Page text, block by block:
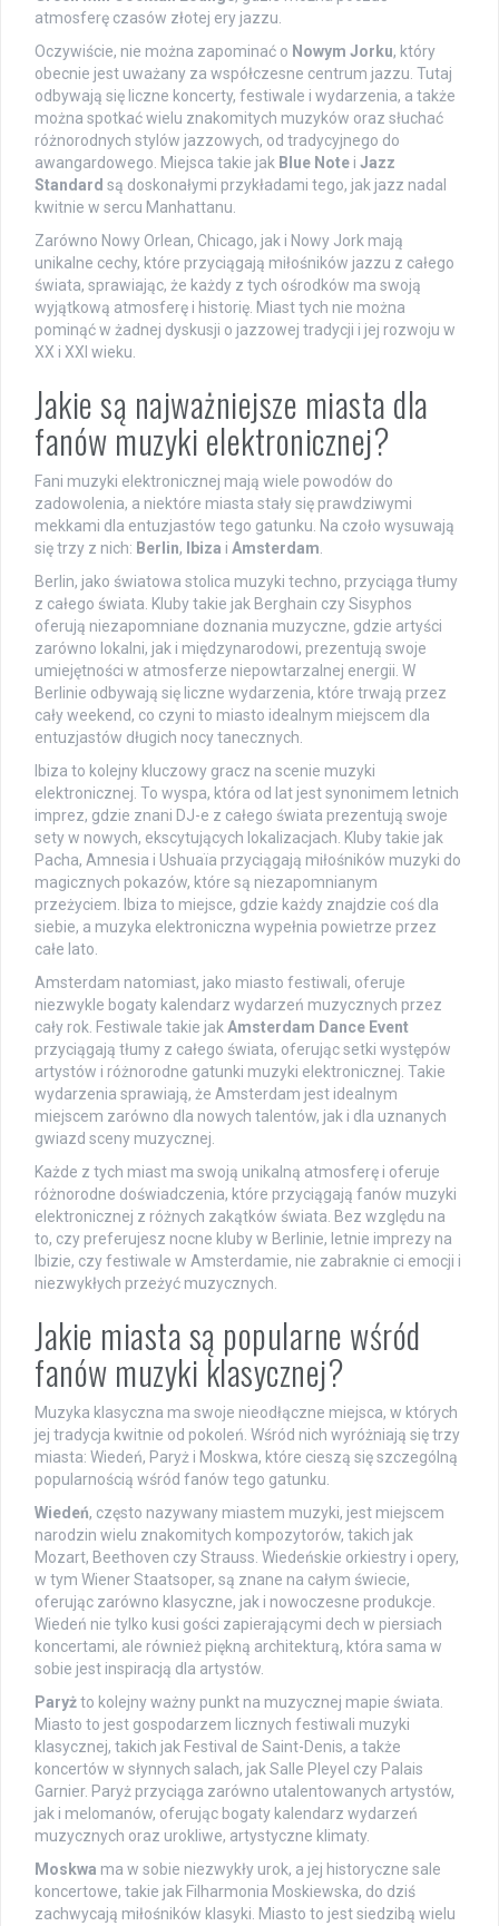
atmosferę czasów złotej ery jazzu.
Oczywiście, nie można zapominać o Nowym Jorku, który
obecnie jest uważany za współczesne centrum jazzu. Tutaj
odbywają się liczne koncerty, festiwale i wydarzenia, a także
można spotkać wielu znakomitych muzyków oraz słuchać
różnorodnych stylów jazzowych, od tradycyjnego do
awangardowego. Miejsca takie jak Blue Note i Jazz
Standard są doskonałymi przykładami tego, jak jazz nadal
kwitnie w sercu Manhattanu.
Zarówno Nowy Orlean, Chicago, jak i Nowy Jork mają
unikalne cechy, które przyciągają miłośników jazzu z całego
świata, sprawiając, że każdy z tych ośrodków ma swoją
wyjątkową atmosferę i historię. Miast tych nie można
pominąć w żadnej dyskusji o jazzowej tradycji i jej rozwoju w
XX i XXI wieku.
Jakie są najważniejsze miasta dla
fanów muzyki elektronicznej?
Fani muzyki elektronicznej mają wiele powodów do
zadowolenia, a niektóre miasta stały się prawdziwymi
mekkami dla entuzjastów tego gatunku. Na czoło wysuwają
się trzy z nich: Berlin, Ibiza i Amsterdam.
Berlin, jako światowa stolica muzyki techno, przyciąga tłumy
z całego świata. Kluby takie jak Berghain czy Sisyphos
oferują niezapomniane doznania muzyczne, gdzie artyści
zarówno lokalni, jak i międzynarodowi, prezentują swoje
umiejętności w atmosferze niepowtarzalnej energii. W
Berlinie odbywają się liczne wydarzenia, które trwają przez
cały weekend, co czyni to miasto idealnym miejscem dla
entuzjastów długich nocy tanecznych.
Ibiza to kolejny kluczowy gracz na scenie muzyki
elektronicznej. To wyspa, która od lat jest synonimem letnich
imprez, gdzie znani DJ-e z całego świata prezentują swoje
sety w nowych, ekscytujących lokalizacjach. Kluby takie jak
Pacha, Amnesia i Ushuaïa przyciągają miłośników muzyki do
magicznych pokazów, które są niezapomnianym
przeżyciem. Ibiza to miejsce, gdzie każdy znajdzie coś dla
siebie, a muzyka elektroniczna wypełnia powietrze przez
całe lato.
Amsterdam natomiast, jako miasto festiwali, oferuje
niezwykle bogaty kalendarz wydarzeń muzycznych przez
cały rok. Festiwale takie jakAmsterdam Dance Event
przyciągają tłumy z całego świata, oferując setki występów
artystów i różnorodne gatunki muzyki elektronicznej. Takie
wydarzenia sprawiają, że Amsterdam jest idealnym
miejscem zarówno dla nowych talentów, jak i dla uznanych
gwiazd sceny muzycznej.
Każde z tych miast ma swoją unikalną atmosferę i oferuje
różnorodne doświadczenia, które przyciągają fanów muzyki
elektronicznej z różnych zakątków świata. Bez względu na
to, czy preferujesz nocne kluby w Berlinie, letnie imprezy na
Ibizie, czy festiwale w Amsterdamie, nie zabraknie ci emocji i
niezwykłych przeżyć muzycznych.
Jakie miasta są popularne wśród
fanów muzyki klasycznej?
Muzyka klasyczna ma swoje nieodłączne miejsca, w których
jej tradycja kwitnie od pokoleń. Wśród nich wyróżniają się trzy
miasta: Wiedeń, Paryż i Moskwa, które cieszą się szczególną
popularnością wśród fanów tego gatunku.
Wiedeń, często nazywany miastem muzyki, jest miejscem
narodzin wielu znakomitych kompozytorów, takich jak
Mozart, Beethoven czy Strauss. Wiedeńskie orkiestry i opery,
w tym Wiener Staatsoper, są znane na całym świecie,
oferując zarówno klasyczne, jak i nowoczesne produkcje.
Wiedeń nie tylko kusi gości zapierającymi dech w piersiach
koncertami, ale również piękną architekturą, która sama w
sobie jest inspiracją dla artystów.
Paryżto kolejny ważny punkt na muzycznej mapie świata.
Miasto to jest gospodarzem licznych festiwali muzyki
klasycznej, takich jak Festival de Saint-Denis, a także
koncertów w słynnych salach, jak Salle Pleyel czy Palais
Garnier. Paryż przyciąga zarówno utalentowanych artystów,
jak i melomanów, oferując bogaty kalendarz wydarzeń
muzycznych oraz urokliwe, artystyczne klimaty.
Moskwa ma w sobie niezwykły urok, a jej historyczne sale
koncertowe, takie jak Filharmonia Moskiewska, do dziś
zachwycają miłośników klasyki. Miasto to jest siedzibą wielu